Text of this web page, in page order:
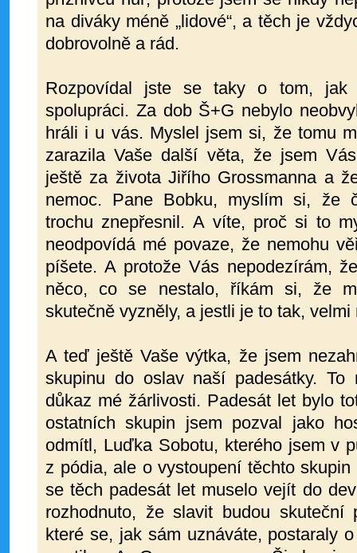
na diváky méně „lidové“, a těch je
dobrovolně a rád.
Rozpovídal jste se taky o tom, jak
spolupráci. Za dob Š+G nebylo
hráli i u vás. Myslel jsem si, že tomu
zarazila Vaše další věta, že jsem
ještě za života Jiřího Grossmanna a
nemoc. Pane Bobku, myslím si, že
trochu znepřesnil. A víte, proč si to
neodpovídá mé povaze, že nemohu
píšete. A protože Vás nepodezírám,
něco, co se nestalo, říkám si, že
skutečně vyzněly, a jestli je to tak, velmi
A teď ještě Vaše výtka, že jsem
skupinu do oslav naší padesátky. To
důkaz mé žárlivosti. Padesát let bylo
ostatních skupin jsem pozval jako
odmítl, Luďka Sobotu, kterého jsem v
z pódia, ale o vystoupení těchto
se těch padesát let muselo vejít do
rozhodnuto, že slavit budou skuteční
které se, jak sám uznáváte, postaraly